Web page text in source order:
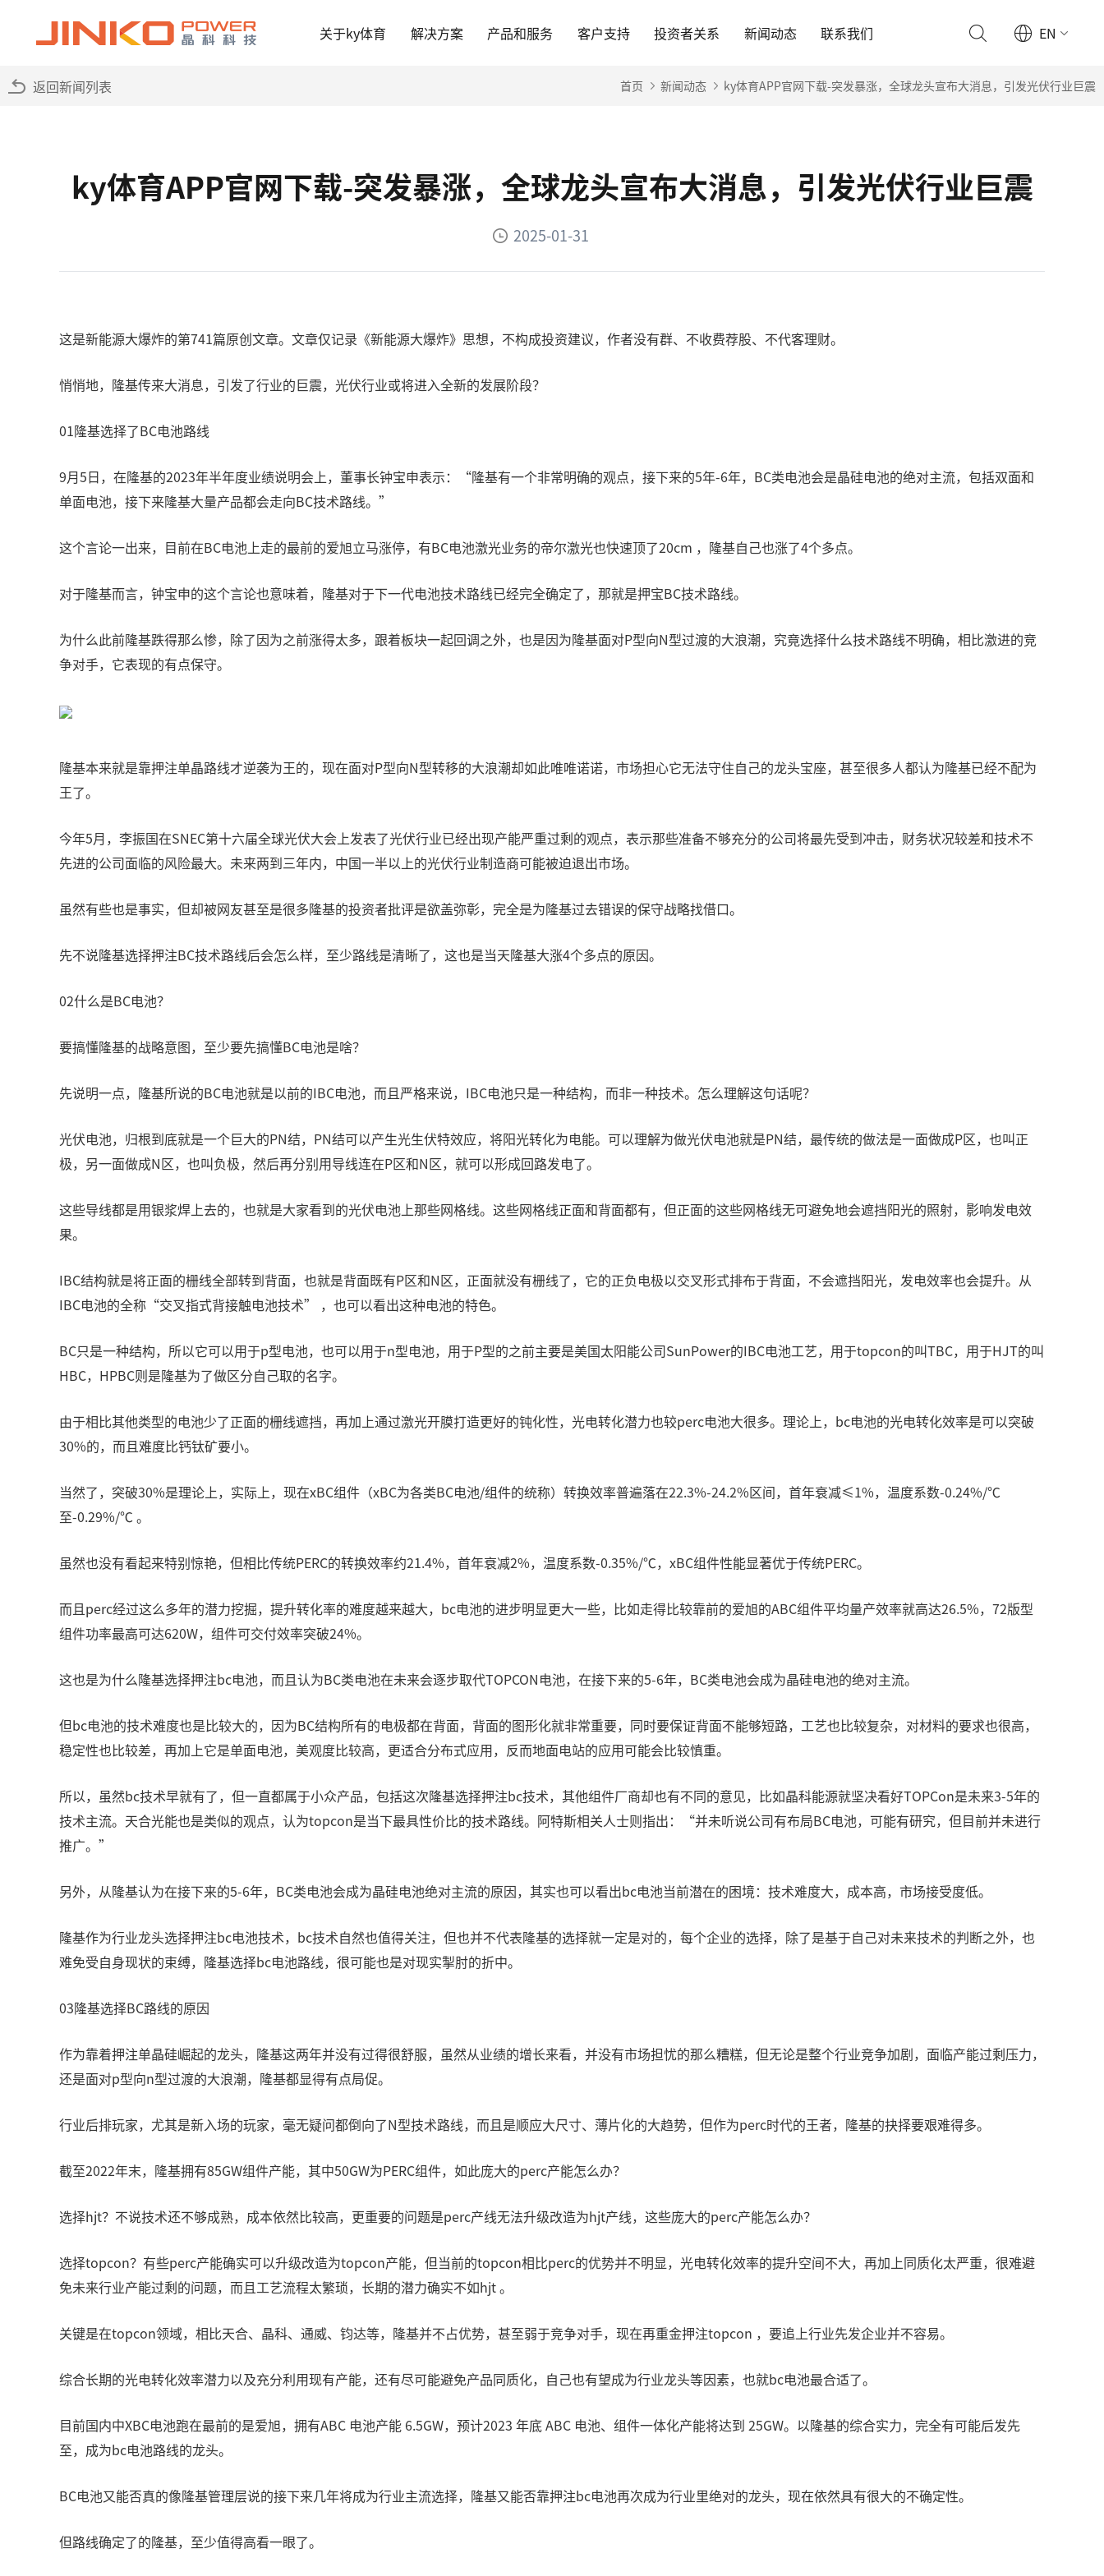
关于ky体育 解决方案 产品和服务 客户支持 投资者关系 新闻动态 联系我们 EN
返回新闻列表 首页 新闻动态 ky体育APP官网下载-突发暴涨，全球龙头宣布大消息，引发光伏行业巨震
ky体育APP官网下载-突发暴涨，全球龙头宣布大消息，引发光伏行业巨震
2025-01-31
这是新能源大爆炸的第741篇原创文章。文章仅记录《新能源大爆炸》思想，不构成投资建议，作者没有群、不收费荐股、不代客理财。
悄悄地，隆基传来大消息，引发了行业的巨震，光伏行业或将进入全新的发展阶段？
01隆基选择了BC电池路线
9月5日，在隆基的2023年半年度业绩说明会上，董事长钟宝申表示：“隆基有一个非常明确的观点，接下来的5年-6年，BC类电池会是晶硅电池的绝对主流，包括双面和
单面电池，接下来隆基大量产品都会走向BC技术路线。”
这个言论一出来，目前在BC电池上走的最前的爱旭立马涨停，有BC电池激光业务的帝尔激光也快速顶了20cm ，隆基自己也涨了4个多点。
对于隆基而言，钟宝申的这个言论也意味着，隆基对于下一代电池技术路线已经完全确定了，那就是押宝BC技术路线。
为什么此前隆基跌得那么惨，除了因为之前涨得太多，跟着板块一起回调之外，也是因为隆基面对P型向N型过渡的大浪潮，究竟选择什么技术路线不明确，相比激进的竞
争对手，它表现的有点保守。
隆基本来就是靠押注单晶路线才逆袭为王的，现在面对P型向N型转移的大浪潮却如此唯唯诺诺，市场担心它无法守住自己的龙头宝座，甚至很多人都认为隆基已经不配为
王了。
今年5月，李振国在SNEC第十六届全球光伏大会上发表了光伏行业已经出现产能严重过剩的观点，表示那些准备不够充分的公司将最先受到冲击，财务状况较差和技术不
先进的公司面临的风险最大。未来两到三年内，中国一半以上的光伏行业制造商可能被迫退出市场。
虽然有些也是事实，但却被网友甚至是很多隆基的投资者批评是欲盖弥彰，完全是为隆基过去错误的保守战略找借口。
先不说隆基选择押注BC技术路线后会怎么样，至少路线是清晰了，这也是当天隆基大涨4个多点的原因。
02什么是BC电池？
要搞懂隆基的战略意图，至少要先搞懂BC电池是啥？
先说明一点，隆基所说的BC电池就是以前的IBC电池，而且严格来说，IBC电池只是一种结构，而非一种技术。怎么理解这句话呢？
光伏电池，归根到底就是一个巨大的PN结，PN结可以产生光生伏特效应，将阳光转化为电能。可以理解为做光伏电池就是PN结，最传统的做法是一面做成P区，也叫正
极，另一面做成N区，也叫负极，然后再分别用导线连在P区和N区，就可以形成回路发电了。
这些导线都是用银浆焊上去的，也就是大家看到的光伏电池上那些网格线。这些网格线正面和背面都有，但正面的这些网格线无可避免地会遮挡阳光的照射，影响发电效
果。
IBC结构就是将正面的栅线全部转到背面，也就是背面既有P区和N区，正面就没有栅线了，它的正负电极以交叉形式排布于背面，不会遮挡阳光，发电效率也会提升。从
IBC电池的全称“交叉指式背接触电池技术” ，也可以看出这种电池的特色。
BC只是一种结构，所以它可以用于p型电池，也可以用于n型电池，用于P型的之前主要是美国太阳能公司SunPower的IBC电池工艺，用于topcon的叫TBC，用于HJT的叫
HBC，HPBC则是隆基为了做区分自己取的名字。
由于相比其他类型的电池少了正面的栅线遮挡，再加上通过激光开膜打造更好的钝化性，光电转化潜力也较perc电池大很多。理论上，bc电池的光电转化效率是可以突破
30%的，而且难度比钙钛矿要小。
当然了，突破30%是理论上，实际上，现在xBC组件（xBC为各类BC电池/组件的统称）转换效率普遍落在22.3%-24.2%区间，首年衰减≤1%，温度系数-0.24%/℃
至-0.29%/℃ 。
虽然也没有看起来特别惊艳，但相比传统PERC的转换效率约21.4%，首年衰减2%，温度系数-0.35%/℃，xBC组件性能显著优于传统PERC。
而且perc经过这么多年的潜力挖掘，提升转化率的难度越来越大，bc电池的进步明显更大一些，比如走得比较靠前的爱旭的ABC组件平均量产效率就高达26.5%，72版型
组件功率最高可达620W，组件可交付效率突破24%。
这也是为什么隆基选择押注bc电池，而且认为BC类电池在未来会逐步取代TOPCON电池，在接下来的5-6年，BC类电池会成为晶硅电池的绝对主流。
但bc电池的技术难度也是比较大的，因为BC结构所有的电极都在背面，背面的图形化就非常重要，同时要保证背面不能够短路，工艺也比较复杂，对材料的要求也很高，
稳定性也比较差，再加上它是单面电池，美观度比较高，更适合分布式应用，反而地面电站的应用可能会比较慎重。
所以，虽然bc技术早就有了，但一直都属于小众产品，包括这次隆基选择押注bc技术，其他组件厂商却也有不同的意见，比如晶科能源就坚决看好TOPCon是未来3-5年的
技术主流。天合光能也是类似的观点，认为topcon是当下最具性价比的技术路线。阿特斯相关人士则指出：“并未听说公司有布局BC电池，可能有研究，但目前并未进行
推广。”
另外，从隆基认为在接下来的5-6年，BC类电池会成为晶硅电池绝对主流的原因，其实也可以看出bc电池当前潜在的困境：技术难度大，成本高，市场接受度低。
隆基作为行业龙头选择押注bc电池技术，bc技术自然也值得关注，但也并不代表隆基的选择就一定是对的，每个企业的选择，除了是基于自己对未来技术的判断之外，也
难免受自身现状的束缚，隆基选择bc电池路线，很可能也是对现实掣肘的折中。
03隆基选择BC路线的原因
作为靠着押注单晶硅崛起的龙头，隆基这两年并没有过得很舒服，虽然从业绩的增长来看，并没有市场担忧的那么糟糕，但无论是整个行业竞争加剧，面临产能过剩压力，
还是面对p型向n型过渡的大浪潮，隆基都显得有点局促。
行业后排玩家，尤其是新入场的玩家，毫无疑问都倒向了N型技术路线，而且是顺应大尺寸、薄片化的大趋势，但作为perc时代的王者，隆基的抉择要艰难得多。
截至2022年末，隆基拥有85GW组件产能，其中50GW为PERC组件，如此庞大的perc产能怎么办？
选择hjt？不说技术还不够成熟，成本依然比较高，更重要的问题是perc产线无法升级改造为hjt产线，这些庞大的perc产能怎么办？
选择topcon？有些perc产能确实可以升级改造为topcon产能，但当前的topcon相比perc的优势并不明显，光电转化效率的提升空间不大，再加上同质化太严重，很难避
免未来行业产能过剩的问题，而且工艺流程太繁琐，长期的潜力确实不如hjt 。
关键是在topcon领域，相比天合、晶科、通威、钧达等，隆基并不占优势，甚至弱于竞争对手，现在再重金押注topcon ，要追上行业先发企业并不容易。
综合长期的光电转化效率潜力以及充分利用现有产能，还有尽可能避免产品同质化，自己也有望成为行业龙头等因素，也就bc电池最合适了。
目前国内中XBC电池跑在最前的是爱旭，拥有ABC 电池产能 6.5GW，预计2023 年底 ABC 电池、组件一体化产能将达到 25GW。以隆基的综合实力，完全有可能后发先
至，成为bc电池路线的龙头。
BC电池又能否真的像隆基管理层说的接下来几年将成为行业主流选择，隆基又能否靠押注bc电池再次成为行业里绝对的龙头，现在依然具有很大的不确定性。
但路线确定了的隆基，至少值得高看一眼了。